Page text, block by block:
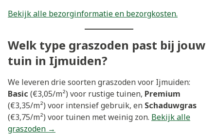
Bekijk alle bezorginformatie en bezorgkosten.
Welk type graszoden past bij jouw
tuin in Ijmuiden?
We leveren drie soorten graszoden voor Ijmuiden:
Basic (€3,05/m²) voor rustige tuinen, Premium
(€3,35/m²) voor intensief gebruik, en Schaduwgras
(€3,75/m²) voor tuinen met weinig zon. Bekijk alle
graszoden →